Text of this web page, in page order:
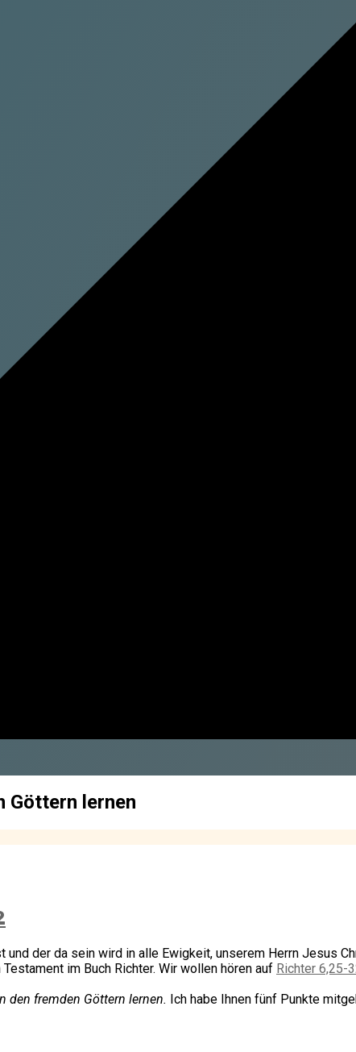
Göttern lernen
der da sein wird in alle Ewigkeit, unserem Herrn Jesus
im Buch Richter. Wir wollen hören auf Richter 6,25-
den fremden Göttern lernen. Ich habe Ihnen fünf Punkte